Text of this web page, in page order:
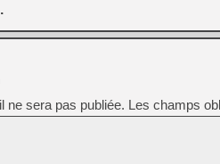
ne sera pas publiée. Les champs